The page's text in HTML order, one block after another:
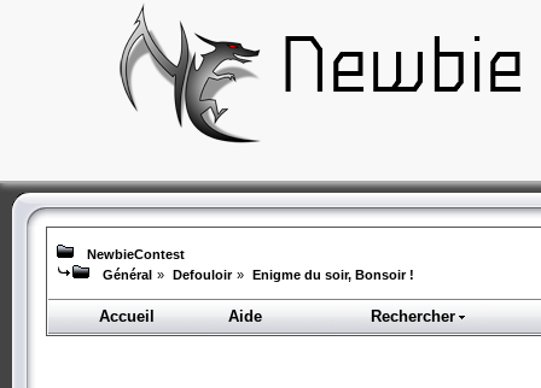
NewbieContest
Général » Defouloir » Enigme du soir, Bonsoir !
Accueil Aide Rechercher